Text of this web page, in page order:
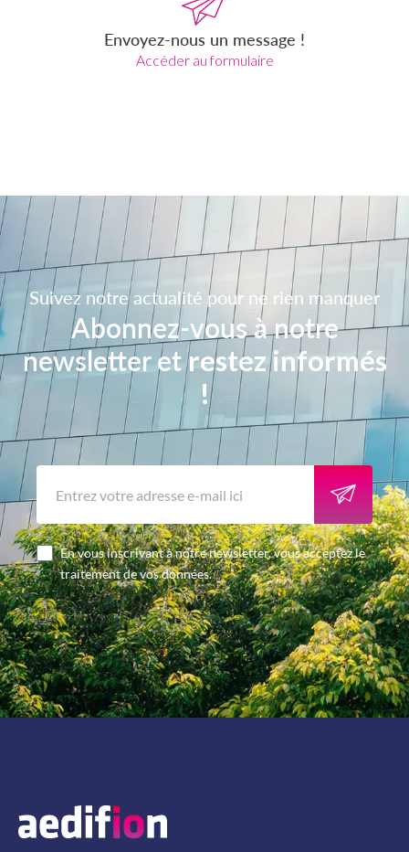
Envoyez-nous un message !
Accéder au formulaire
Suivez notre actualité pour ne rien manquer
Abonnez-vous à notre
newsletter etrestez informés
!
En vous inscrivant à notre newsletter, vous acceptez le
traitement de vos données.